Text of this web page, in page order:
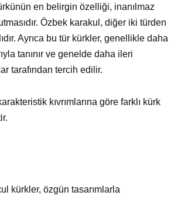
en belirgin özelliği, inanılmaz
Özbek karakul, diğer iki türden
Ayrıca bu tür kürkler, genellikle daha
tanınır ve genelde daha ileri
tarafından tercih edilir.
kıvrımlarına göre farklı kürk
kürkler, özgün tasarımlarla